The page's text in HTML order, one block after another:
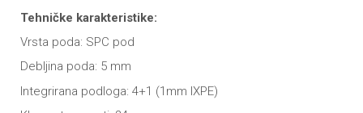
Tehničke karakteristike:
Vrsta poda: SPC pod
Debljina poda: 5 mm
Integrirana podloga: 4+1 (1mm IXPE)